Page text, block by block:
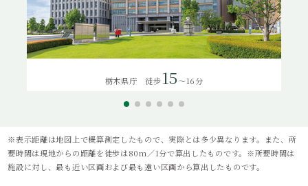
栃木県庁 徒歩15～16分
※表示距離は地図上で概算測定したもので、実際とは多少異なります。また、所
要時間は現地からの距離を徒歩は80m／1分で算出したものです。※所要時間は
施設に対し、最も近い区画および最も遠い区画から算出したものです。